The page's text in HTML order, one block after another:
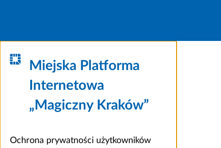
Miejska Platforma
Internetowa
„Magiczny Kraków”
Ochrona prywatności użytkowników